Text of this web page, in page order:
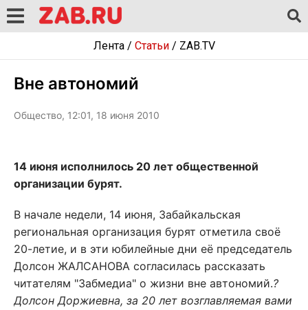
Лента/ Статьи/ ZAB.TV
Вне автономий
Общество, 12:01, 18 июня 2010
14 июня исполнилось 20 лет общественной
организации бурят.
В начале недели, 14 июня, Забайкальская
региональная организация бурят отметила своё
20-летие, и в эти юбилейные дни её председатель
Долсон ЖАЛСАНОВА согласилась рассказать
читателям "Забмедиа" о жизни вне автономий.?
Долсон Доржиевна, за 20 лет возглавляемая вами